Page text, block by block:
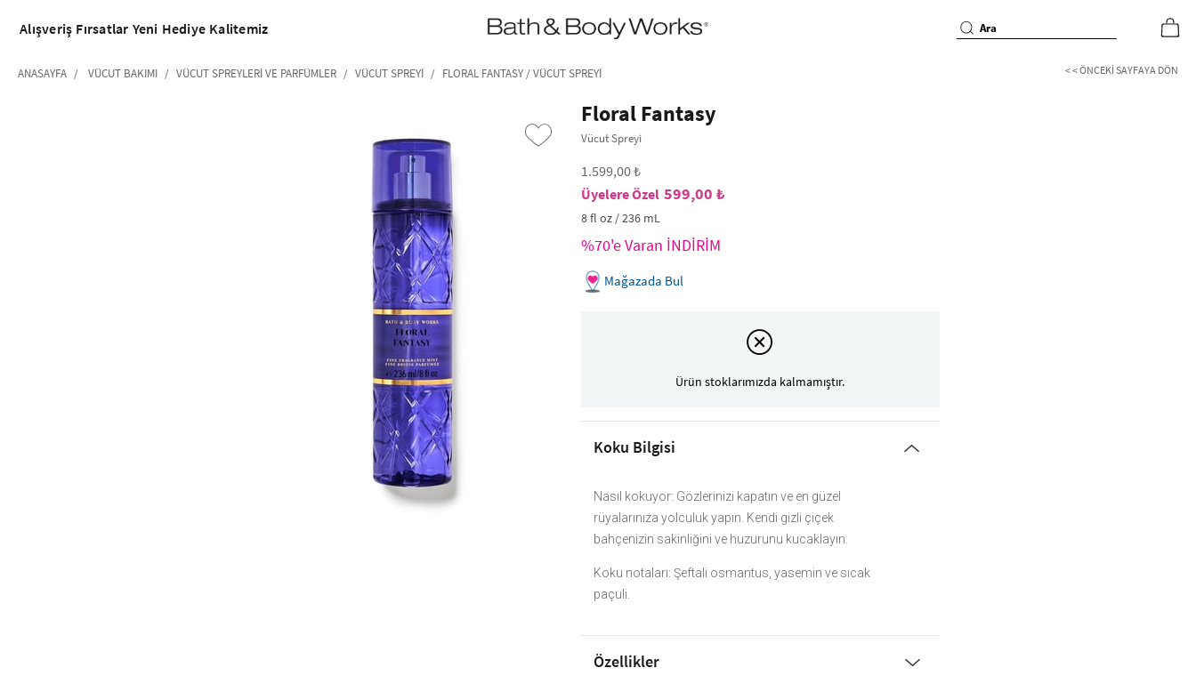
•2200₺ ve Üzeri Kargo Ücretsiz!•
*Promosyon Detayları
Alışveriş Fırsatlar Yeni Hediye Kalitemiz
ANASAYFA VÜCUT BAKIMI VÜCUT SPREYLERI VE PARFÜMLER VÜCUT SPREYI FLORAL FANTASY / VÜCUT SPREYI < < ÖNCEKI SAYFAYA DÖN
Floral Fantasy
Vücut Spreyi
1.599,00 ₺
599,00 ₺
8 fl oz / 236 mL
%70'e Varan İNDİRİM
Mağazada Bul
Ürün stoklarımızda kalmamıştır.
Koku Bilgisi
Nasıl kokuyor: Gözlerinizi kapatın ve en güzel
rüyalarınıza yolculuk yapın. Kendi gizli çiçek
bahçenizin sakinliğini ve huzurunu kucaklayın.
Koku notaları: Şeftali osmantus, yasemin ve sıcak
paçuli.
Özellikler